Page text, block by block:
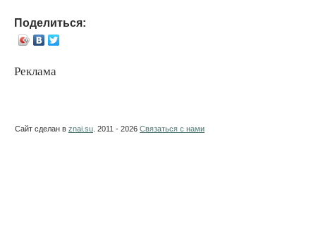
Поделиться:
Реклама
Сайт сделан в znai.su . 2011 - 2026 Связаться с нами